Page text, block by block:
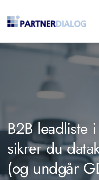
B2B leadliste
sikrer du
(og undgår